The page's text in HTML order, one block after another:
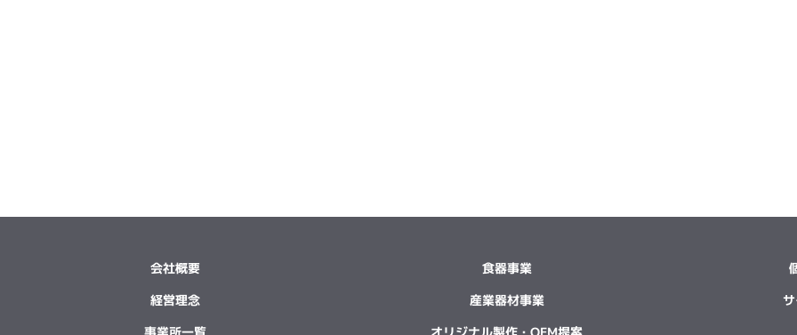
会社概要
経営理念
事業所一覧
食器事業
産業器材事業
オリジナル製作・OEM提案